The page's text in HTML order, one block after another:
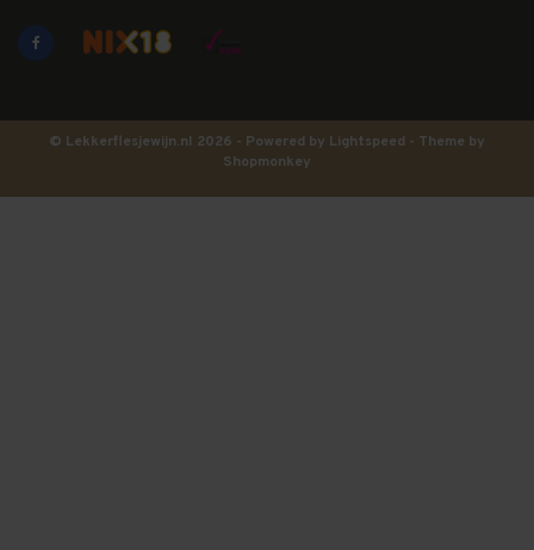
© Lekkerflesjewijn.nl 2026 - Powered by Lightspeed - Theme by
Shopmonkey